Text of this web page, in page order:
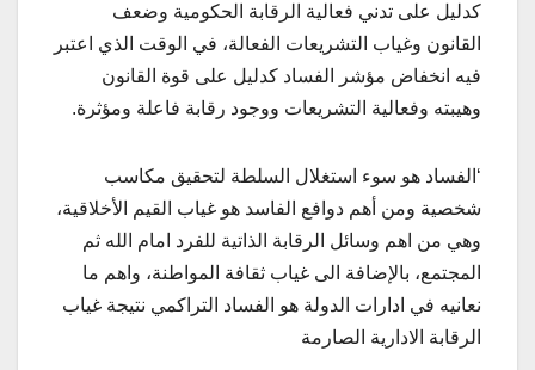
كدليل على تدني فعالية الرقابة الحكومية وضعف
القانون وغياب التشريعات الفعالة، في الوقت الذي اعتبر
فيه انخفاض مؤشر الفساد كدليل على قوة القانون
وهيبته وفعالية التشريعات ووجود رقابة فاعلة ومؤثرة.
‘الفساد هو سوء استغلال السلطة لتحقيق مكاسب
شخصية ومن أهم دوافع الفاسد هو غياب القيم الأخلاقية،
وهي من اهم وسائل الرقابة الذاتية للفرد امام الله ثم
المجتمع، بالإضافة الى غياب ثقافة المواطنة، واهم ما
نعانيه في ادارات الدولة هو الفساد التراكمي نتيجة غياب
الرقابة الادارية الصارمة